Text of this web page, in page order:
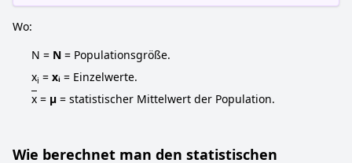
Wo:
N = N = Populationsgröße.
xi = xᵢ = Einzelwerte.
x = μ = statistischer Mittelwert der Population.
Wie berechnet man den statistischen